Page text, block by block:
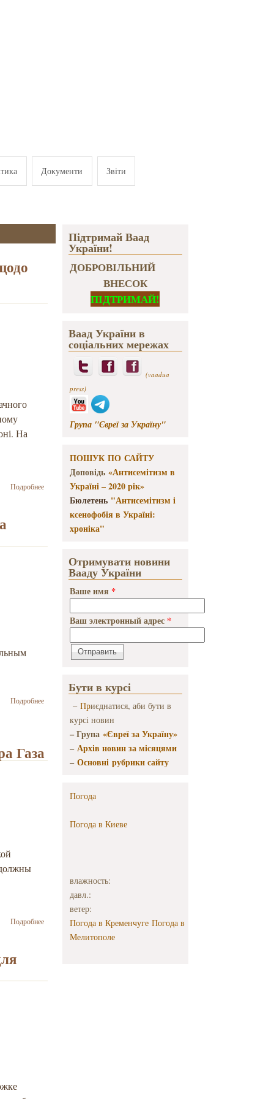
Документи Звіти
На
Подробнеео
«Євросолідарність»
ініціює громадські
слухання щодо
передачі земельних
«Бабин Яр»
Подробнеео В конце
ожидается
Израиля в
Газа
Подробнеео Ваад
Підтримай Ваад
України!
ДОБРОВІЛЬНИЙ
ВНЕСОК
ПІДТРИМАЙ!
Ваад України в
соціальних мережах
(vaadua
press)
Група "Євреї за Україну"
ПОШУК ПО САЙТУ
Доповідь «Антисемітизм в
Україні – 2020 рік»
Бюлетень "Антисемітизм і
ксенофобія в Україні:
хроніка"
Отримувати новини
Вааду України
Ваше имя *
Ваш электронный адрес *
Бути в курсі
– Приєднатися, аби бути в
курсі новин
– Група «Євреї за Україну»
–Архів новин за місяцями
–Основні рубрики сайту
Погода
Погода в Киеве
влажность:
давл.:
ветер:
Погода в Кременчуге Погода в
Мелитополе